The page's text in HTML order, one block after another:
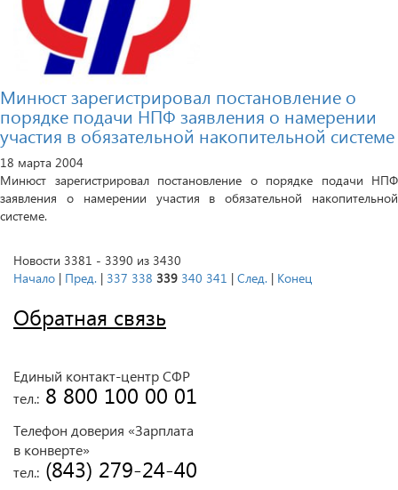
Минюст зарегистрировал постановление о
порядке подачи НПФ заявления о намерении
участия в обязательной накопительной системе
18 марта 2004
Минюст зарегистрировал постановление о порядке подачи НПФ
заявления о намерении участия в обязательной накопительной
системе.
Новости 3381 - 3390 из 3430
Начало | Пред. | 337 338 339 340 341 | След. | Конец
Обратная связь
Единый контакт-центр СФР
тел.: 8 800 100 00 01
Телефон доверия «Зарплата
в конверте»
тел.: (843) 279-24-40